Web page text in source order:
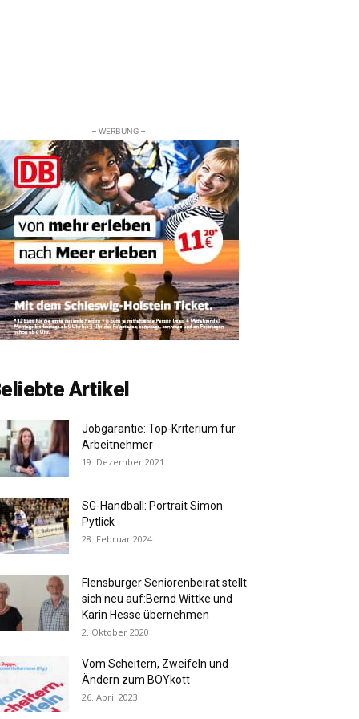
– WERBUNG –
Artikel
Jobgarantie: Top-Kriterium für
Arbeitnehmer
19. Dezember 2021
SG-Handball: Portrait Simon
Pytlick
28. Februar 2024
Flensburger Seniorenbeirat stellt
sich neu auf:Bernd Wittke und
Karin Hesse übernehmen
2. Oktober 2020
Vom Scheitern, Zweifeln und
Ändern zum BOYkott
26. April 2023